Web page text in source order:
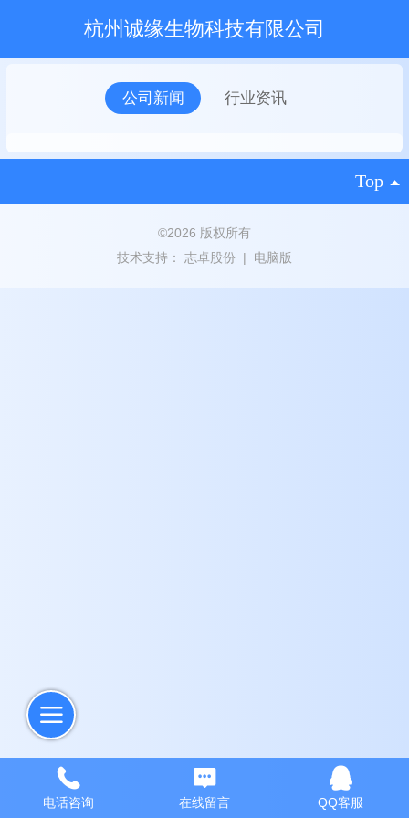
杭州诚缘生物科技有限公司
公司新闻 行业资讯
Top
©2026 版权所有
技术支持： 志卓股份 | 电脑版
电话咨询 在线留言 QQ客服